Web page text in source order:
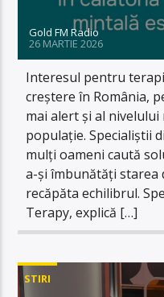
Gold FM Radio
26 MARTIE 2026
Interesul pentru
creștere în România,
mai alert și al
populație. Specialiștii
mulți oameni caută
a-și îmbunătăți starea
recăpăta echilibrul.
Terapy, explică […]
STIRI